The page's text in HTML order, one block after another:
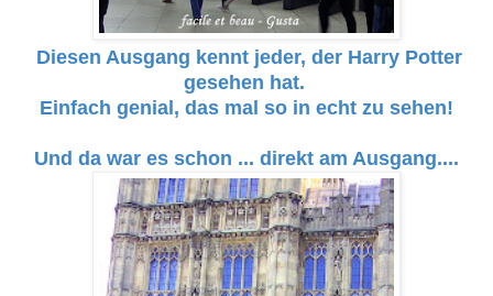
Diesen Ausgang kennt jeder, der Harry Potter
gesehen hat.
Einfach genial, das mal so in echt zu sehen!
Und da war es schon ... direkt am Ausgang....